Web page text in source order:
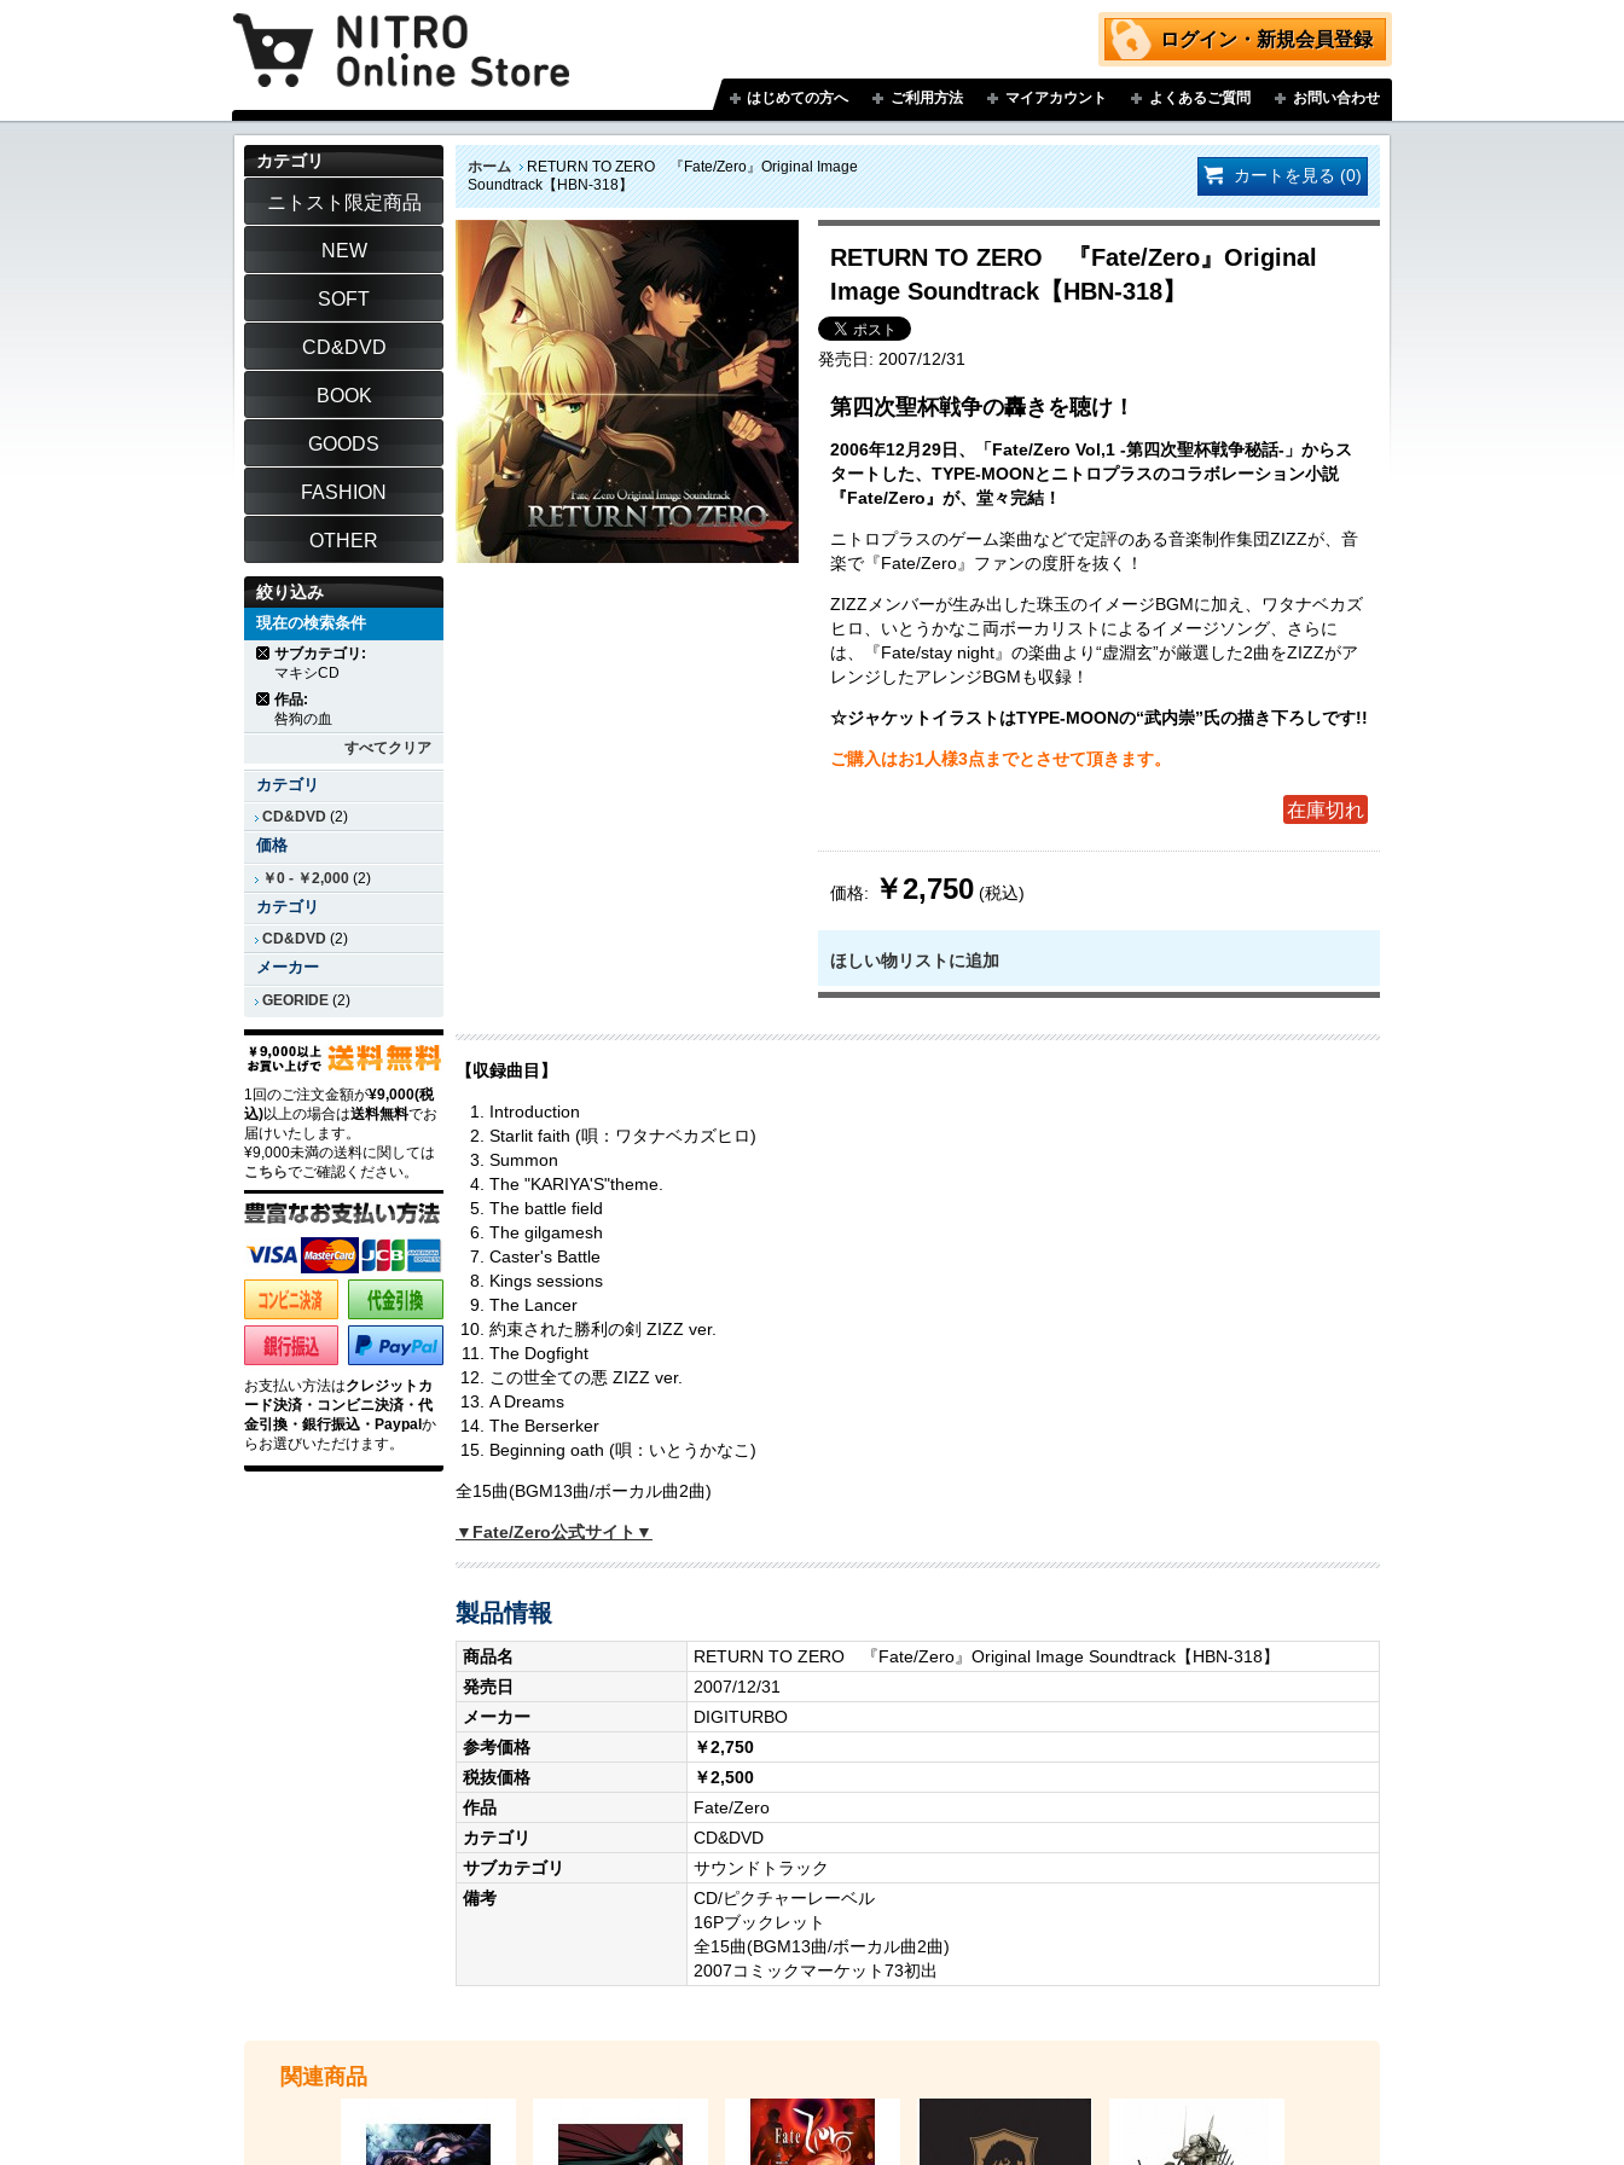
ログイン・新規会員登録
はじめての方へ ご利用方法 マイアカウント よくあるご質問 お問い合わせ
ホーム
RETURN TO ZERO 『Fate/Zero』Original Image
Soundtrack【HBN-318】
カートを見る (0)
RETURN TO ZERO 『Fate/Zero』Original
Image Soundtrack【HBN-318】
発売日: 2007/12/31
第四次聖杯戦争の轟きを聴け！
2006年12月29日、「Fate/Zero Vol,1 -第四次聖杯戦争秘話-」からス
タートした、TYPE-MOONとニトロプラスのコラボレーション小説
『Fate/Zero』が、堂々完結！
ニトロプラスのゲーム楽曲などで定評のある音楽制作集団ZIZZが、音
楽で『Fate/Zero』ファンの度肝を抜く！
ZIZZメンバーが生み出した珠玉のイメージBGMに加え、ワタナベカズ
ヒロ、いとうかなこ両ボーカリストによるイメージソング、さらに
は、『Fate/stay night』の楽曲より“虚淵玄”が厳選した2曲をZIZZがア
レンジしたアレンジBGMも収録！
☆ジャケットイラストはTYPE-MOONの“武内崇”氏の描き下ろしです!!
ご購入はお1人様3点までとさせて頂きます。
在庫切れ
価格: ￥2,750 (税込)
ほしい物リストに追加
【収録曲目】
Introduction
Starlit faith (唄：ワタナベカズヒロ)
Summon
The "KARIYA'S"theme.
The battle field
The gilgamesh
Caster's Battle
Kings sessions
The Lancer
約束された勝利の剣 ZIZZ ver.
The Dogfight
この世全ての悪 ZIZZ ver.
A Dreams
The Berserker
Beginning oath (唄：いとうかなこ)
全15曲(BGM13曲/ボーカル曲2曲)
▼Fate/Zero公式サイト▼
製品情報
商品名
RETURN TO ZERO 『Fate/Zero』Original Image Soundtrack【HBN-318】
発売日
2007/12/31
メーカー
DIGITURBO
参考価格
￥2,750
税抜価格
￥2,500
作品
Fate/Zero
カテゴリ
CD&DVD
サブカテゴリ
サウンドトラック
備考
CD/ピクチャーレーベル
16Pブックレット
全15曲(BGM13曲/ボーカル曲2曲)
2007コミックマーケット73初出
カテゴリ
ニトスト限定商品
NEW
SOFT
CD&DVD
BOOK
GOODS
FASHION
OTHER
絞り込み
現在の検索条件
サブカテゴリ:
マキシCD
作品:
咎狗の血
すべてクリア
カテゴリ
CD&DVD (2)
価格
￥0 - ￥2,000 (2)
カテゴリ
CD&DVD (2)
メーカー
GEORIDE (2)
1回のご注文金額が¥9,000(税
込)以上の場合は送料無料でお
届けいたします。
¥9,000未満の送料に関しては
こちらでご確認ください。
お支払い方法はクレジットカ
ード決済・コンビニ決済・代
金引換・銀行振込・Paypalか
らお選びいただけます。
関連商品